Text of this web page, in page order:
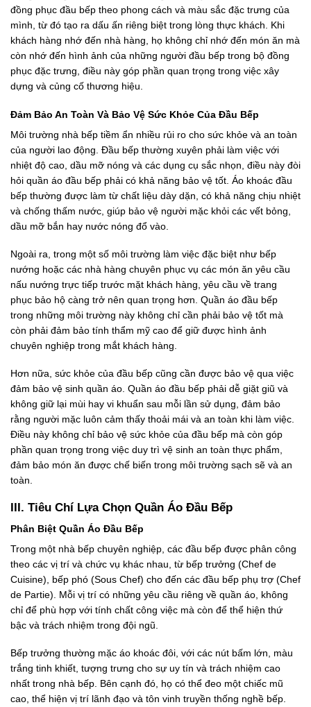
đồng phục đầu bếp theo phong cách và màu sắc đặc trưng của
mình, từ đó tạo ra dấu ấn riêng biệt trong lòng thực khách. Khi
khách hàng nhớ đến nhà hàng, họ không chỉ nhớ đến món ăn mà
còn nhớ đến hình ảnh của những người đầu bếp trong bộ đồng
phục đặc trưng, điều này góp phần quan trọng trong việc xây
dựng và củng cố thương hiệu.
Đảm Bảo An Toàn Và Bảo Vệ Sức Khỏe Của Đầu Bếp
Môi trường nhà bếp tiềm ẩn nhiều rủi ro cho sức khỏe và an toàn
của người lao động. Đầu bếp thường xuyên phải làm việc với
nhiệt độ cao, dầu mỡ nóng và các dụng cụ sắc nhọn, điều này đòi
hỏi quần áo đầu bếp phải có khả năng bảo vệ tốt. Áo khoác đầu
bếp thường được làm từ chất liệu dày dặn, có khả năng chịu nhiệt
và chống thấm nước, giúp bảo vệ người mặc khỏi các vết bỏng,
dầu mỡ bắn hay nước nóng đổ vào.
Ngoài ra, trong một số môi trường làm việc đặc biệt như bếp
nướng hoặc các nhà hàng chuyên phục vụ các món ăn yêu cầu
nấu nướng trực tiếp trước mặt khách hàng, yêu cầu về trang
phục bảo hộ càng trở nên quan trọng hơn. Quần áo đầu bếp
trong những môi trường này không chỉ cần phải bảo vệ tốt mà
còn phải đảm bảo tính thẩm mỹ cao để giữ được hình ảnh
chuyên nghiệp trong mắt khách hàng.
Hơn nữa, sức khỏe của đầu bếp cũng cần được bảo vệ qua việc
đảm bảo vệ sinh quần áo. Quần áo đầu bếp phải dễ giặt giũ và
không giữ lại mùi hay vi khuẩn sau mỗi lần sử dụng, đảm bảo
rằng người mặc luôn cảm thấy thoải mái và an toàn khi làm việc.
Điều này không chỉ bảo vệ sức khỏe của đầu bếp mà còn góp
phần quan trọng trong việc duy trì vệ sinh an toàn thực phẩm,
đảm bảo món ăn được chế biến trong môi trường sạch sẽ và an
toàn.
III. Tiêu Chí Lựa Chọn Quần Áo Đầu Bếp
Phân Biệt Quần Áo Đầu Bếp
Trong một nhà bếp chuyên nghiệp, các đầu bếp được phân công
theo các vị trí và chức vụ khác nhau, từ bếp trưởng (Chef de
Cuisine), bếp phó (Sous Chef) cho đến các đầu bếp phụ trợ (Chef
de Partie). Mỗi vị trí có những yêu cầu riêng về quần áo, không
chỉ để phù hợp với tính chất công việc mà còn để thể hiện thứ
bậc và trách nhiệm trong đội ngũ.
Bếp trưởng thường mặc áo khoác đôi, với các nút bấm lớn, màu
trắng tinh khiết, tượng trưng cho sự uy tín và trách nhiệm cao
nhất trong nhà bếp. Bên cạnh đó, họ có thể đeo một chiếc mũ
cao, thể hiện vị trí lãnh đạo và tôn vinh truyền thống nghề bếp.